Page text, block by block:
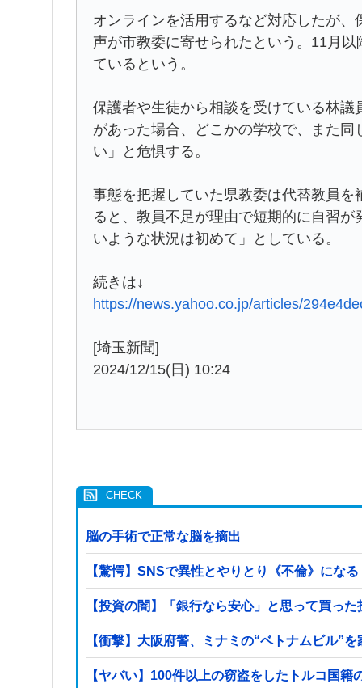
オンラインを活用するなど対応したが
声が市教委に寄せられたという。11月
ているという。
保護者や生徒から相談を受けている林
があった場合、どこかの学校で、また
い」と危惧する。
事態を把握していた県教委は代替教員
ると、教員不足が理由で短期的に自習
いような状況は初めて」としている。
続きは↓
https://news.yahoo.co.jp/articles/
[埼玉新聞]
2024/12/15(日) 10:24
脳の手術で正常な脳を摘出
【驚愕】SNSで異性とやりとり《不倫》にな
【投資の闇】「銀行なら安心」と思って買っ
【衝撃】大阪府警、ミナミの“ベトナムビル”